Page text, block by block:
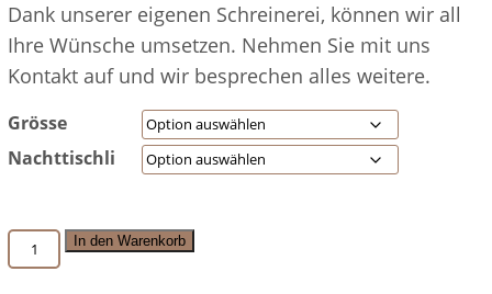
Dank unserer eigenen Schreinerei, können wir all
Ihre Wünsche umsetzen. Nehmen Sie mit uns
Kontakt auf und wir besprechen alles weitere.
Grösse
Nachttischli
Bett
Valentine
In den Warenkorb